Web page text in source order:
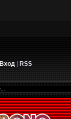
Вход RSS